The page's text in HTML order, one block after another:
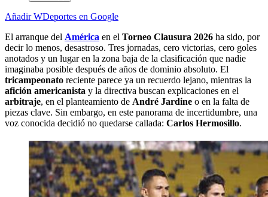
Añadir WDeportes en Google
El arranque del América en el Torneo Clausura 2026 ha sido, por
decir lo menos, desastroso. Tres jornadas, cero victorias, cero goles
anotados y un lugar en la zona baja de la clasificación que nadie
imaginaba posible después de años de dominio absoluto. El
tricampeonato reciente parece ya un recuerdo lejano, mientras la
afición americanista y la directiva buscan explicaciones en el
arbitraje, en el planteamiento de André Jardine o en la falta de
piezas clave. Sin embargo, en este panorama de incertidumbre, una
voz conocida decidió no quedarse callada: Carlos Hermosillo.